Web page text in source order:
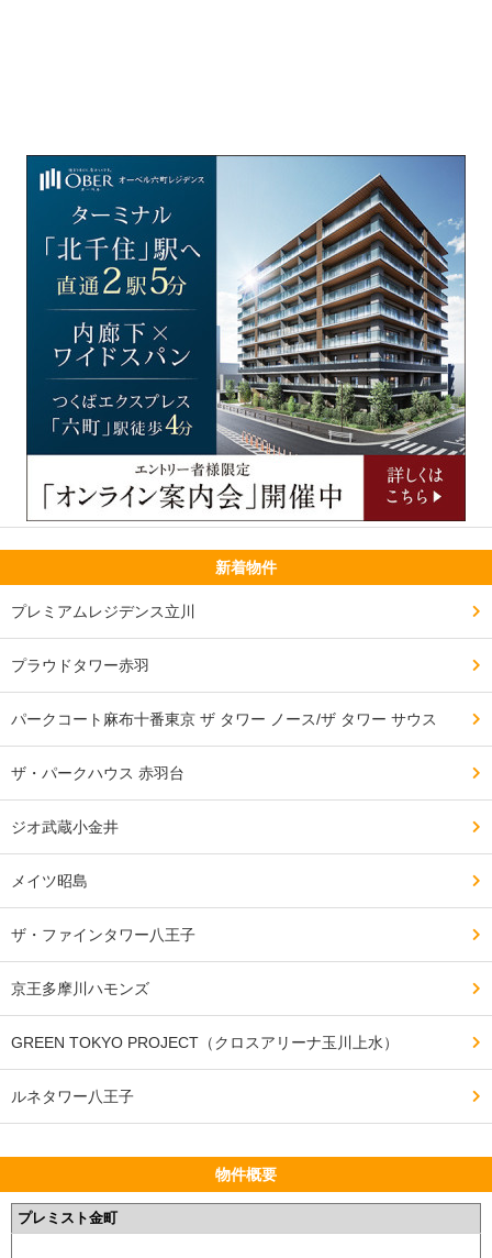
新着物件
プレミアムレジデンス立川
プラウドタワー赤羽
パークコート麻布十番東京 ザ タワー ノース/ザ タワー サウス
ザ・パークハウス 赤羽台
ジオ武蔵小金井
メイツ昭島
ザ・ファインタワー八王子
京王多摩川ハモンズ
GREEN TOKYO PROJECT（クロスアリーナ玉川上水）
ルネタワー八王子
物件概要
プレミスト金町